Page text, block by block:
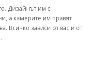
Дизайнът им е
а камерите им правят
Всичко зависи от вас и от